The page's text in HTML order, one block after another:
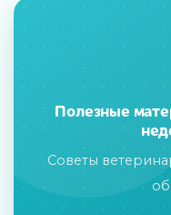
Полезные
Советы